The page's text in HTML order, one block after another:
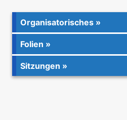
Organisatorisches
Folien
Sitzungen